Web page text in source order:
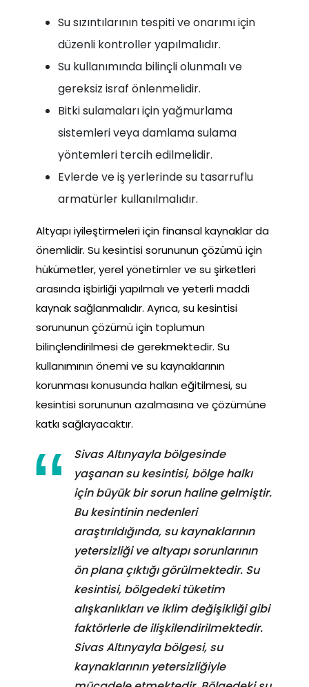
Su sızıntılarının tespiti ve onarımı için
düzenli kontroller yapılmalıdır.
Su kullanımında bilinçli olunmalı ve
gereksiz israf önlenmelidir.
Bitki sulamaları için yağmurlama
sistemleri veya damlama sulama
yöntemleri tercih edilmelidir.
Evlerde ve iş yerlerinde su tasarruflu
armatürler kullanılmalıdır.
Altyapı iyileştirmeleri için finansal kaynaklar da
önemlidir. Su kesintisi sorununun çözümü için
hükümetler, yerel yönetimler ve su şirketleri
arasında işbirliği yapılmalı ve yeterli maddi
kaynak sağlanmalıdır. Ayrıca, su kesintisi
sorununun çözümü için toplumun
bilinçlendirilmesi de gerekmektedir. Su
kullanımının önemi ve su kaynaklarının
korunması konusunda halkın eğitilmesi, su
kesintisi sorununun azalmasına ve çözümüne
katkı sağlayacaktır.
Sivas Altınyayla bölgesinde
yaşanan su kesintisi, bölge halkı
için büyük bir sorun haline gelmiştir.
Bu kesintinin nedenleri
araştırıldığında, su kaynaklarının
yetersizliği ve altyapı sorunlarının
ön plana çıktığı görülmektedir. Su
kesintisi, bölgedeki tüketim
alışkanlıkları ve iklim değişikliği gibi
faktörlerle de ilişkilendirilmektedir.
Sivas Altınyayla bölgesi, su
kaynaklarının yetersizliğiyle